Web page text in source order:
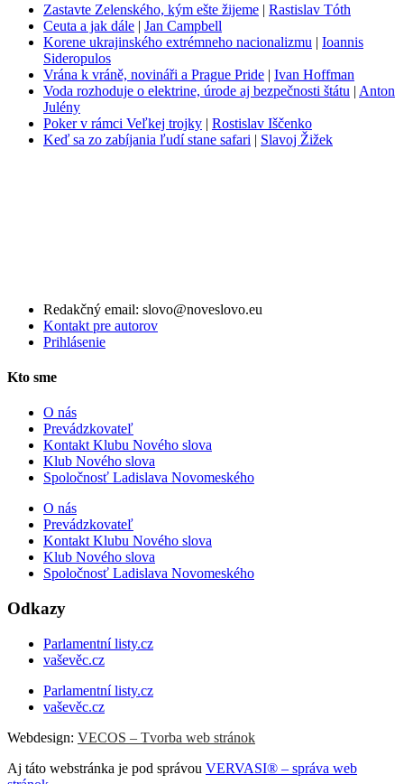
Zastavte Zelenského, kým ešte žijeme | Rastislav Tóth
Ceuta a jak dále | Jan Campbell
Korene ukrajinského extrémneho nacionalizmu | Ioannis
Sideropulos
Vrána k vráně, novináři a Prague Pride | Ivan Hoffman
Voda rozhoduje o elektrine, úrode aj bezpečnosti štátu | Anton
Julény
Poker v rámci Veľkej trojky | Rostislav Iščenko
Keď sa zo zabíjania ľudí stane safari | Slavoj Žižek
Redakčný email: slovo@noveslovo.eu
Kontakt pre autorov
Prihlásenie
Kto sme
O nás
Prevádzkovateľ
Kontakt Klubu Nového slova
Klub Nového slova
Spoločnosť Ladislava Novomeského
O nás
Prevádzkovateľ
Kontakt Klubu Nového slova
Klub Nového slova
Spoločnosť Ladislava Novomeského
Odkazy
Parlamentní listy.cz
vaševěc.cz
Parlamentní listy.cz
vaševěc.cz
Webdesign: VECOS – Tvorba web stránok
Aj táto webstránka je pod správou VERVASI® – správa web